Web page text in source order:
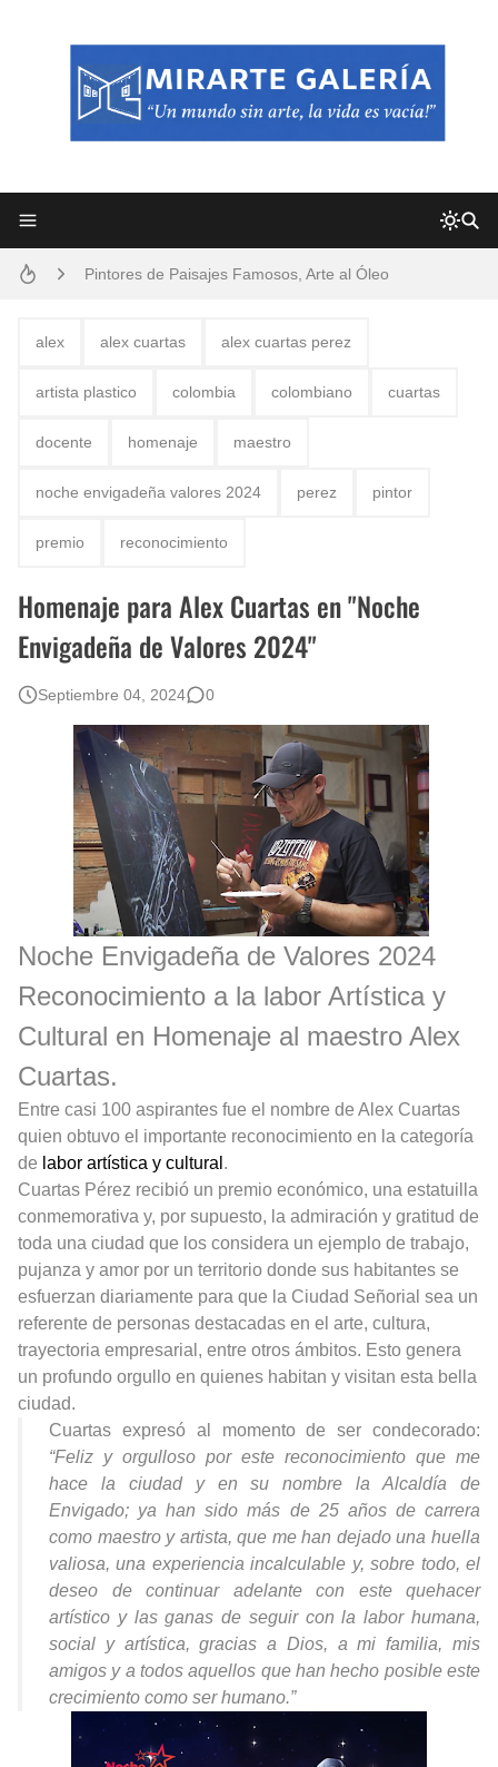
Pintores de Paisajes Famosos, Arte al Óleo
Que significan los cuadros de negras africanas?
El mundo del arte en pintura surrealista
alex alex cuartas alex cuartas perez
artista plastico colombia colombiano cuartas
docente homenaje maestro
noche envigadeña valores 2024 perez pintor
premio reconocimiento
Homenaje para Alex Cuartas en "Noche
Envigadeña de Valores 2024"
Septiembre 04, 2024 0
Noche Envigadeña de Valores 2024
Reconocimiento a la labor Artística y
Cultural en Homenaje al maestro Alex
Cuartas.
Entre casi 100 aspirantes fue el nombre de Alex Cuartas
quien obtuvo el importante reconocimiento en la categoría
de labor artística y cultural .
Cuartas Pérez recibió un premio económico, una estatuilla
conmemorativa y, por supuesto, la admiración y gratitud de
toda una ciudad que los considera un ejemplo de trabajo,
pujanza y amor por un territorio donde sus habitantes se
esfuerzan diariamente para que la Ciudad Señorial sea un
referente de personas destacadas en el arte, cultura,
trayectoria empresarial, entre otros ámbitos. Esto genera
un profundo orgullo en quienes habitan y visitan esta bella
ciudad.
Cuartas expresó al momento de ser condecorado:
“Feliz y orgulloso por este reconocimiento que me
hace la ciudad y en su nombre la Alcaldía de
Envigado; ya han sido más de 25 años de carrera
como maestro y artista, que me han dejado una huella
valiosa, una experiencia incalculable y, sobre todo, el
deseo de continuar adelante con este quehacer
artístico y las ganas de seguir con la labor humana,
social y artística, gracias a Dios, a mi familia, mis
amigos y a todos aquellos que han hecho posible este
crecimiento como ser humano.”